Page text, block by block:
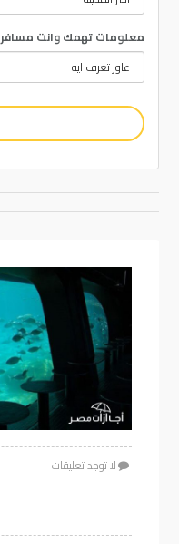
معلومات تهمك وانت مسافر
لا توجد تعليقات